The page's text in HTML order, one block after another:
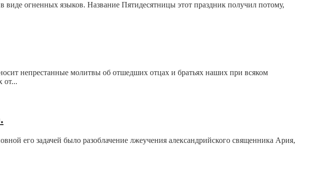
огненных языков. Название Пятидесятницы этот праздник получил потому,
непрестанные молитвы об отшедших отцах и братьях наших при всяком
от...
его задачей было разоблачение лжеучения александрийского священника Ария,